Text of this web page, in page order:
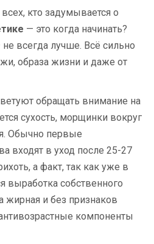
кто задумывается о
— это когда начинать?
всегда лучше. Всё сильно
образа жизни и даже от
обращать внимание на
сухость, морщинки вокруг
Обычно первые
входят в уход после 25-27
а факт, так как уже в
выработка собственного
жирная и без признаков
компоненты